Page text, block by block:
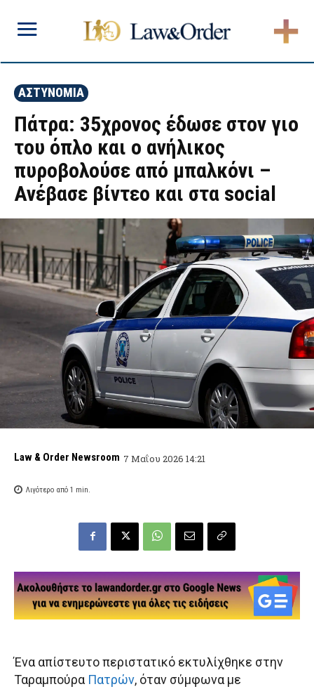
ΑΣΤΥΝΟΜΙΑ
Πάτρα: 35χρονος έδωσε στον γιο
του όπλο και ο ανήλικος
πυροβολούσε από μπαλκόνι –
Ανέβασε βίντεο και στα social
Law & Order Newsroom 7 Μαΐου 2026 14:21
Λιγότερο από 1 min.
Ένα απίστευτο περιστατικό εκτυλίχθηκε στην
Ταραμπούρα Πατρών, όταν σύμφωνα με